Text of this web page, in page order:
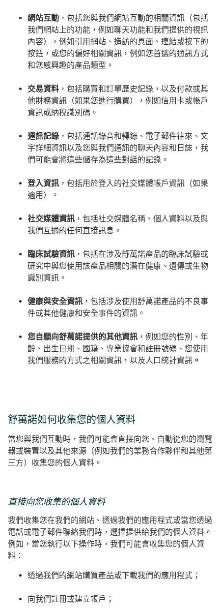
網站互動 ，包括您與我們網站互動的相關資訊（包括
我們網站上的功能，例如聊天功能和我們提供的視訊
內容），例如引用網站、造訪的頁面、連結或按下的
按鈕，或您的偏好相關資訊，例如您首選的通訊方式
和您感興趣的產品類型。
交易資料 ，包括購買和訂單歷史記錄，以及付款或其
他財務資訊（如果您進行購買），例如信用卡或帳戶
資訊或納稅識別碼。
通訊記錄 ，包括通話錄音和轉錄、電子郵件往來、文
字詳細資訊以及您與我們通訊的聊天內容和日誌，我
們可能會將這些儲存為這些對話的記錄。
登入資訊 ，包括用於登入的社交媒體帳戶資訊（如果
適用）。
社交媒體資訊 ，包括社交媒體名稱、個人資料以及與
我們互通的任何直接訊息。
臨床試驗資訊 ，包括在涉及舒萬諾產品的臨床試驗或
研究中與您使用該產品相關的潛在健康、遺傳或生物
識別資訊。
健康與安全資訊 ，包括涉及使用舒萬諾產品的不良事
件或其他健康和安全事件的資訊。
您自願向舒萬諾提供的其他資訊 ， 例如您的性別、年
齡、出生日期、國籍、專業協會和註冊號碼、您使用
我們服務的方式之相關資訊，以及人口統計資訊 。
舒萬諾如何收集您的個人資料
當您與我們互動時，我們可能會直接向您、自動從您的瀏覽
器或裝置以及其他來源（例如我們的業務合作夥伴和其他第
三方）收集您的個人資料。
直接向您收集的個人資料
我們收集您在我們的網站、透過我們的應用程式或當您透過
電話或電子郵件聯絡我們時，選擇提供給我們的個人資料。
例如，當您執行以下操作時，我們可能會收集您的個人資
料：
透過我們的網站購買產品或下載我們的應用程式；
向我們註冊或建立帳戶；